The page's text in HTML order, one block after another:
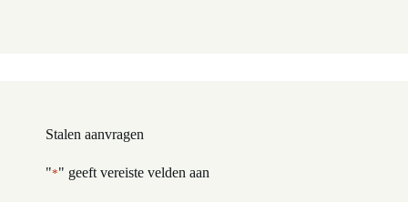
Stalen aanvragen
"*" geeft vereiste velden aan